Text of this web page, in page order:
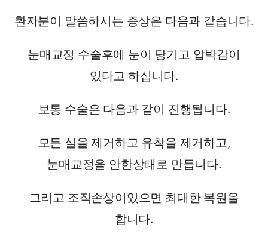
환자분이 말씀하시는 증상은 다음과 같습니다.
눈매교정 수술후에 눈이 당기고 압박감이
있다고 하십니다.
보통 수술은 다음과 같이 진행됩니다.
모든 실을 제거하고 유착을 제거하고,
눈매교정을 안한상태로 만듭니다.
그리고 조직손상이있으면 최대한 복원을
합니다.